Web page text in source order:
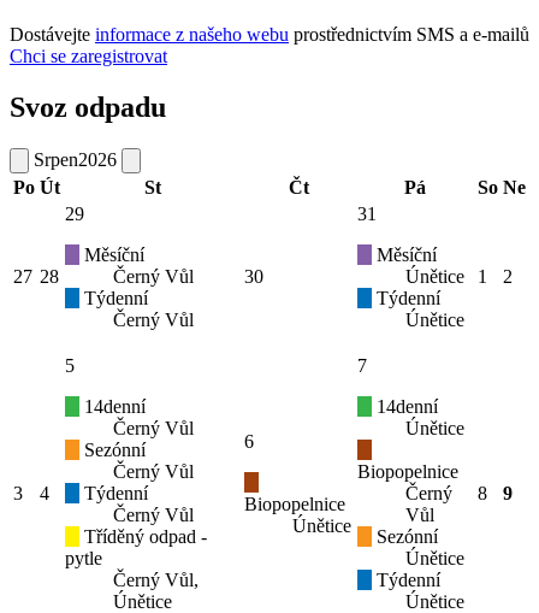
Dostávejte informace z našeho webu prostřednictvím SMS a e-mailů
Chci se zaregistrovat
Svoz odpadu
Srpen2026
Po Út St Čt Pá So Ne
27 28
29
Měsíční
Černý Vůl
Týdenní
Černý Vůl
30
31
Měsíční
Únětice
Týdenní
Únětice
1 2
3 4
5
14denní
Černý Vůl
Sezónní
Černý Vůl
Týdenní
Černý Vůl
Tříděný odpad -
pytle
Černý Vůl,
Únětice
6
Biopopelnice
Únětice
7
14denní
Únětice
Biopopelnice
Černý
Vůl
Sezónní
Únětice
Týdenní
Únětice
8 9